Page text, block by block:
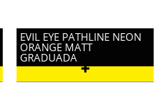
EVIL EYE PATHLINE NEON
ORANGE MATT
GRADUADA